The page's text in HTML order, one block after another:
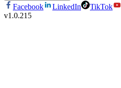
Facebook LinkedIn TikTok
v1.0.215